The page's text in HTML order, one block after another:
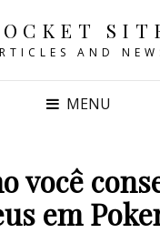
AND
MENU
você
em